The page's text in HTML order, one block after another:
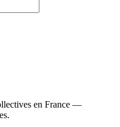
en France —